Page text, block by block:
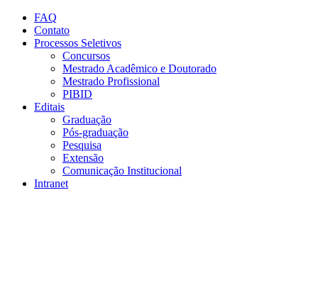
Conteúdo principal
FAQ
Contato
Processos Seletivos
Concursos
Mestrado Acadêmico e Doutorado
Mestrado Profissional
PIBID
Editais
Graduação
Pós-graduação
Pesquisa
Extensão
Comunicação Institucional
Intranet